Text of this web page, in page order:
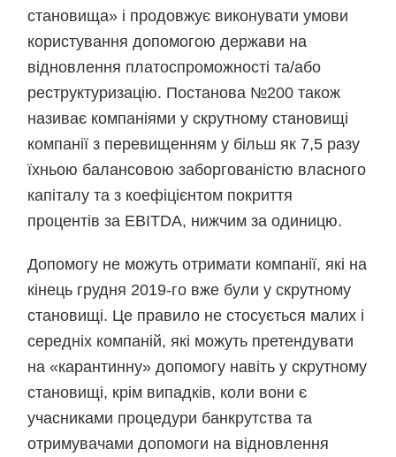
становища» і продовжує виконувати умови
користування допомогою держави на
відновлення платоспроможності та/або
реструктуризацію. Постанова №200 також
називає компаніями у скрутному становищі
компанії з перевищенням у більш як 7,5 разу
їхньою балансовою заборгованістю власного
капіталу та з коефіцієнтом покриття
процентів за EBITDA, нижчим за одиницю.
Допомогу не можуть отримати компанії, які на
кінець грудня 2019-го вже були у скрутному
становищі. Це правило не стосується малих і
середніх компаній, які можуть претендувати
на «карантинну» допомогу навіть у скрутному
становищі, крім випадків, коли вони є
учасниками процедури банкрутства та
отримувачами допомоги на відновлення